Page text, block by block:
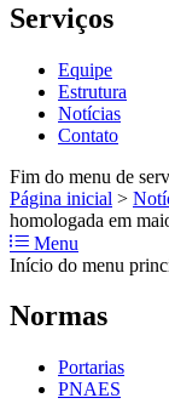
Serviços
Equipe
Estrutura
Notícias
Contato
Fim do menu de
Página inicial >
homologada em
Menu
Início do menu
Normas
Portarias
PNAES